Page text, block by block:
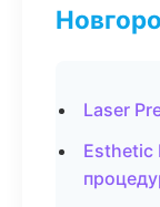
Laser
Esthetic